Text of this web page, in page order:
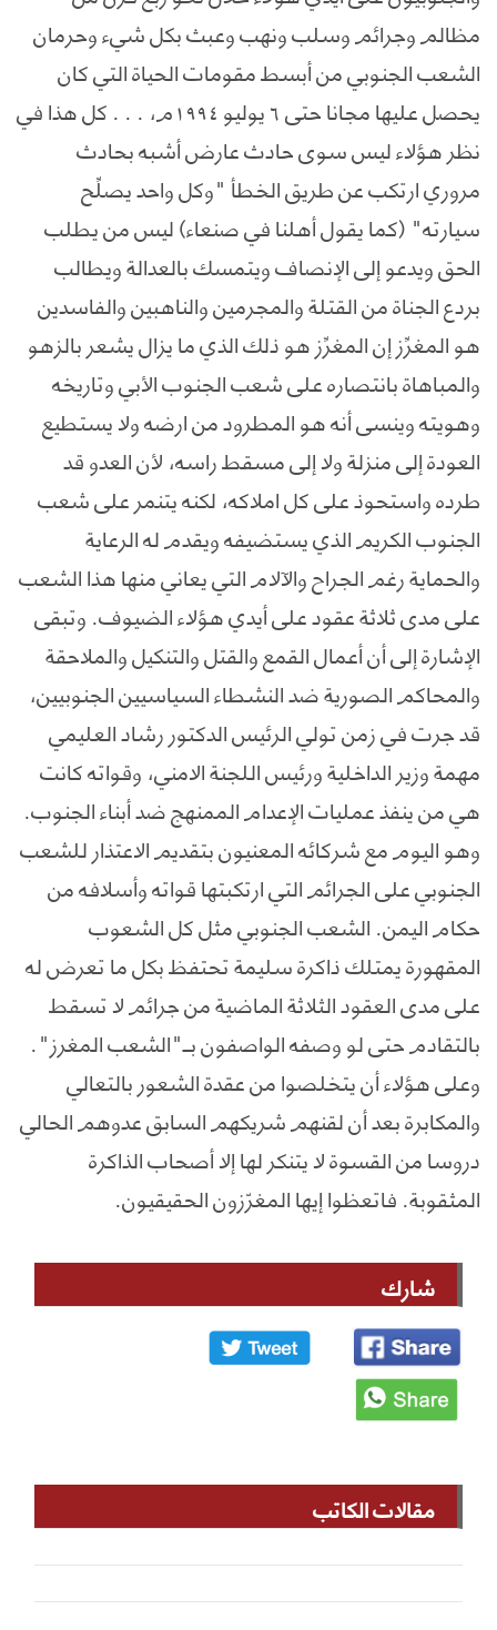
مظالم وجرائم وسلب ونهب وعبث بكل شيء وحرمان
الشعب الجنوبي من أبسط مقومات الحياة التي كان
يحصل عليها مجانا حتى ٦ يوليو ١٩٩٤م، . . . كل هذا في
نظر هؤلاء ليس سوى حادث عارض أشبه بحادث
مروري ارتكب عن طريق الخطأ "وكل واحد يصلِّح
سيارته" (كما يقول أهلنا في صنعاء) ليس من يطلب
الحق ويدعو إلى الإنصاف ويتمسك بالعدالة ويطالب
بردع الجناة من القتلة والمجرمين والناهبين والفاسدين
هو المغرِّز إن المغرِّز هو ذلك الذي ما يزال يشعر بالزهو
والمباهاة بانتصاره على شعب الجنوب الأبي وتاريخه
وهويته وينسى أنه هو المطرود من ارضه ولا يستطيع
العودة إلى منزلة ولا إلى مسقط راسه، لأن العدو قد
طرده واستحوذ على كل املاكه، لكنه يتنمر على شعب
الجنوب الكريم الذي يستضيفه ويقدم له الرعاية
والحماية رغم الجراح والآلام التي يعاني منها هذا الشعب
على مدى ثلاثة عقود على أيدي هؤلاء الضيوف. وتبقى
الإشارة إلى أن أعمال القمع والقتل والتنكيل والملاحقة
والمحاكم الصورية ضد النشطاء السياسيين الجنوبيين،
قد جرت في زمن تولي الرئيس الدكتور رشاد العليمي
مهمة وزير الداخلية ورئيس اللجنة الامني، وقواته كانت
هي من ينفذ عمليات الإعدام الممنهج ضد أبناء الجنوب.
وهو اليوم مع شركائه المعنيون بتقديم الاعتذار للشعب
الجنوبي على الجرائم التي ارتكبتها قواته وأسلافه من
حكام اليمن. الشعب الجنوبي مثل كل الشعوب
المقهورة يمتلك ذاكرة سليمة تحتفظ بكل ما تعرض له
على مدى العقود الثلاثة الماضية من جرائم لا تسقط
بالتقادم حتى لو وصفه الواصفون بــ"الشعب المغرز".
وعلى هؤلاء أن يتخلصوا من عقدة الشعور بالتعالي
والمكابرة بعد أن لقنهم شريكهم السابق عدوهم الحالي
دروسا من القسوة لا يتنكر لها إلا أصحاب الذاكرة
المثقوبة. فاتعظوا إيها المغرّزون الحقيقيون.
شارك
مقالات الكاتب